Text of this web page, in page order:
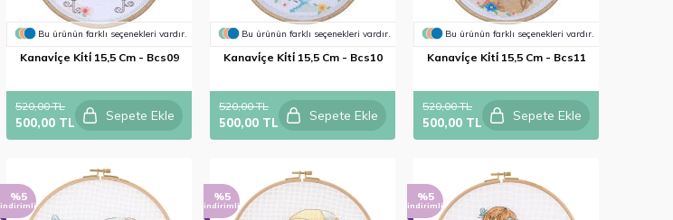
Bu ürünün farklı seçenekleri vardır.
Kanavi̇çe Ki̇ti̇ 15,5 Cm - Bcs09
520,00 TL
500,00 TL Sepete Ekle
Bu ürünün farklı seçenekleri vardır.
Kanavi̇çe Ki̇ti̇ 15,5 Cm - Bcs10
520,00 TL
500,00 TL Sepete Ekle
Bu ürünün farklı seçenekleri vardır.
Kanavi̇çe Ki̇ti̇ 15,5 Cm - Bcs11
520,00 TL
500,00 TL Sepete Ekle
%5
indirimli
%5
indirimli
%5
indirimli